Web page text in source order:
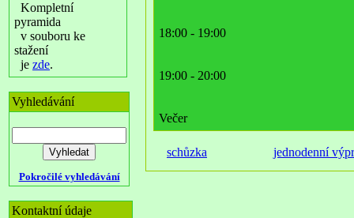
Kompletní
pyramida
v souboru ke
stažení
je zde.
Vyhledávání
Pokročilé vyhledávání
Kontaktní údaje
18:00 - 19:00
19:00 - 20:00
Večer
schůzka jednodenní